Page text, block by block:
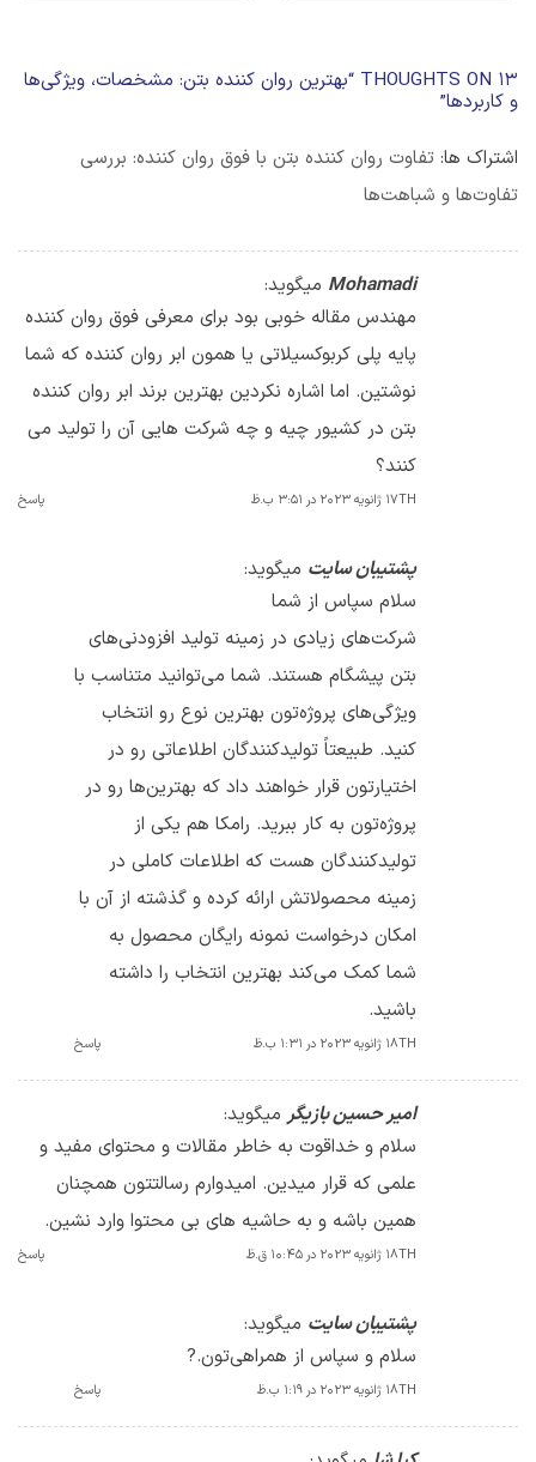
13 THOUGHTS ON “ بهترین روان کننده بتن: مشخصات، ویژگی‌ها
و کاربردها”
اشتراک ها: تفاوت روان کننده بتن با فوق روان کننده: بررسی
تفاوت‌ها و شباهت‌ها
Mohamadi میگوید:
مهندس مقاله خوبی بود برای معرفی فوق روان کننده
پایه پلی کربوکسیلاتی یا همون ابر روان کننده که شما
نوشتین. اما اشاره نکردین بهترین برند ابر روان کننده
بتن در کشیور چیه و چه شرکت هایی آن را تولید می
کنند؟
17TH ژانویه 2023 در 3:51 ب.ظ پاسخ
پشتیبان سایت میگوید:
سلام سپاس از شما
شرکت‌های زیادی در زمینه تولید افزودنی‌های
بتن پیشگام هستند. شما می‌توانید متناسب با
ویژگی‌های پروژه‌تون بهترین نوع رو انتخاب
کنید. طبیعتاً تولیدکنندگان اطلاعاتی رو در
اختیارتون قرار خواهند داد که بهترین‌ها رو در
پروژه‌تون به کار ببرید. رامکا هم یکی از
تولیدکنندگان هست که اطلاعات کاملی در
زمینه محصولاتش ارائه کرده و گذشته از آن با
امکان درخواست نمونه رایگان محصول به
شما کمک می‌کند بهترین انتخاب را داشته
باشید.
18TH ژانویه 2023 در 1:31 ب.ظ پاسخ
امیر حسین بازیگر میگوید:
سلام و خداقوت به خاطر مقالات و محتوای مفید و
علمی که قرار میدین. امیدوارم رسالتتون همچنان
همین باشه و به حاشیه های بی محتوا وارد نشین.
18TH ژانویه 2023 در 10:45 ق.ظ پاسخ
پشتیبان سایت میگوید:
سلام و سپاس از همراهی‌تون.?
18TH ژانویه 2023 در 1:19 ب.ظ پاسخ